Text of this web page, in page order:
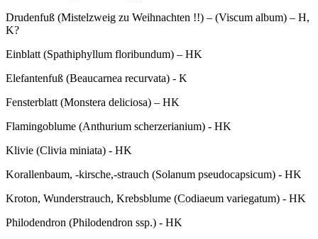
Drudenfuß (Mistelzweig zu Weihnachten !!) – (Viscum album) – H,
K?
Einblatt (Spathiphyllum floribundum) – HK
Elefantenfuß (Beaucarnea recurvata) - K
Fensterblatt (Monstera deliciosa) – HK
Flamingoblume (Anthurium scherzerianium) - HK
Klivie (Clivia miniata) - HK
Korallenbaum, -kirsche,-strauch (Solanum pseudocapsicum) - HK
Kroton, Wunderstrauch, Krebsblume (Codiaeum variegatum) - HK
Philodendron (Philodendron ssp.) - HK